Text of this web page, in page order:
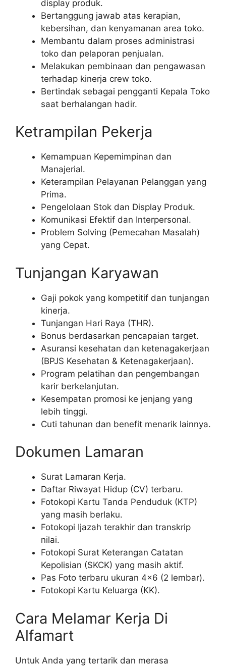
display produk.
Bertanggung jawab atas kerapian,
kebersihan, dan kenyamanan area toko.
Membantu dalam proses administrasi
toko dan pelaporan penjualan.
Melakukan pembinaan dan pengawasan
terhadap kinerja crew toko.
Bertindak sebagai pengganti Kepala Toko
saat berhalangan hadir.
Ketrampilan Pekerja
Kemampuan Kepemimpinan dan
Manajerial.
Keterampilan Pelayanan Pelanggan yang
Prima.
Pengelolaan Stok dan Display Produk.
Komunikasi Efektif dan Interpersonal.
Problem Solving (Pemecahan Masalah)
yang Cepat.
Tunjangan Karyawan
Gaji pokok yang kompetitif dan tunjangan
kinerja.
Tunjangan Hari Raya (THR).
Bonus berdasarkan pencapaian target.
Asuransi kesehatan dan ketenagakerjaan
(BPJS Kesehatan & Ketenagakerjaan).
Program pelatihan dan pengembangan
karir berkelanjutan.
Kesempatan promosi ke jenjang yang
lebih tinggi.
Cuti tahunan dan benefit menarik lainnya.
Dokumen Lamaran
Surat Lamaran Kerja.
Daftar Riwayat Hidup (CV) terbaru.
Fotokopi Kartu Tanda Penduduk (KTP)
yang masih berlaku.
Fotokopi Ijazah terakhir dan transkrip
nilai.
Fotokopi Surat Keterangan Catatan
Kepolisian (SKCK) yang masih aktif.
Pas Foto terbaru ukuran 4×6 (2 lembar).
Fotokopi Kartu Keluarga (KK).
Cara Melamar Kerja Di
Alfamart
Untuk Anda yang tertarik dan merasa